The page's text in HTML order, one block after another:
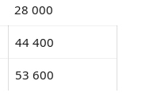
28 000
44 400
53 600